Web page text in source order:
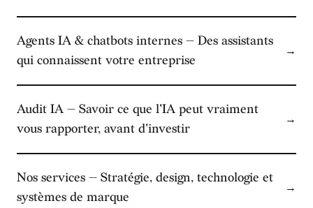
Agents IA & chatbots internes — Des assistants
qui connaissent votre entreprise
→
Audit IA — Savoir ce que l'IA peut vraiment
vous rapporter, avant d'investir
→
Nos services — Stratégie, design, technologie et
systèmes de marque
→